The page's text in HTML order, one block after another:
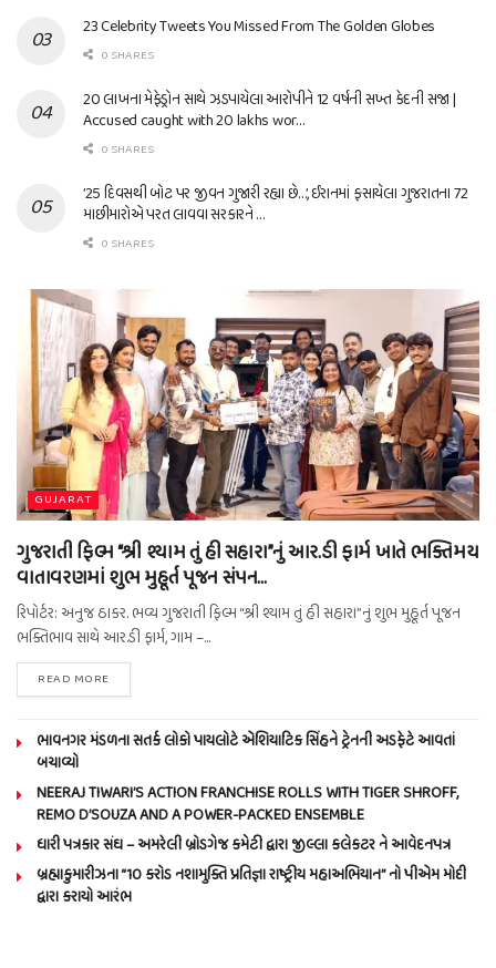
23 Celebrity Tweets You Missed From The Golden Globes
0 SHARES
20 લાખના મેફેડ્રોન સાથે ઝડપાયેલા આરોપીને 12 વર્ષની સખ્ત કેદની સજા |
Accused caught with 20 lakhs wor…
0 SHARES
’25 દિવસથી બોટ પર જીવન ગુજારી રહ્યા છે…’, ઈરાનમાં ફસાયેલા ગુજરાતના 72
માછીમારોએ પરત લાવવા સરકારને …
0 SHARES
GUJARAT
ગુજરાતી ફિલ્મ “શ્રી શ્યામ તું હી સહારા”નું આર.ડી ફાર્મ ખાતે ભક્તિમય
વાતાવરણમાં શુભ મુહૂર્ત પૂજન સંપન…
રિપોર્ટર: અનુજ ઠાકર. ભવ્ય ગુજરાતી ફિલ્મ “શ્રી શ્યામ તું હી સહારા”નું શુભ મુહૂર્ત પૂજન
ભક્તિભાવ સાથે આર.ડી ફાર્મ, ગામ –...
READ MORE
ભાવનગર મંડળના સતર્ક લોકો પાયલોટે એશિયાટિક સિંહને ટ્રેનની અડફેટે આવતાં
બચાવ્યો
NEERAJ TIWARI’S ACTION FRANCHISE ROLLS WITH TIGER SHROFF,
REMO D’SOUZA AND A POWER-PACKED ENSEMBLE
ધારી પત્રકાર સંઘ – અમરેલી બ્રોડગેજ કમેટી દ્વારા જીલ્લા કલેકટર ને આવેદનપત્ર
બ્રહ્માકુમારીઝના “10 કરોડ નશામુક્તિ પ્રતિજ્ઞા રાષ્ટ્રીય મહાઅભિયાન” નો પીએમ મોદી
દ્વારા કરાયો આરંભ